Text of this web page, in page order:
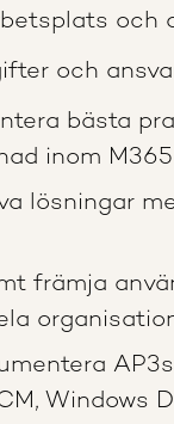
och
och
bästa
inom M365
lösningar
främja
Windows